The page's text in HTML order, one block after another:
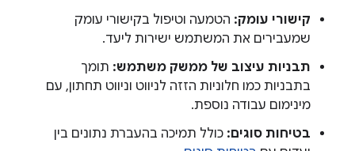
קישורי עומק: הטמעה וטיפול בקישורי עומק
שמעבירים את המשתמש ישירות ליעד.
תבניות עיצוב של ממשק משתמש: תומך
בתבניות כמו חלוניות הזזה לניווט וניווט תחתון, עם
מינימום עבודה נוספת.
בטיחות סוגים: כולל תמיכה בהעברת נתונים בין